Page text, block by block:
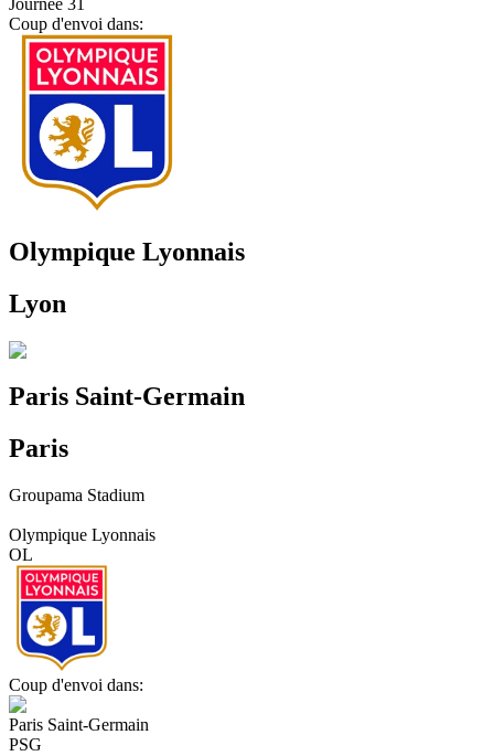
Coup d'envoi dans:
Olympique Lyonnais
Lyon
Paris Saint-Germain
Paris
Groupama Stadium
Olympique Lyonnais
OL
Coup d'envoi dans:
Paris Saint-Germain
PSG